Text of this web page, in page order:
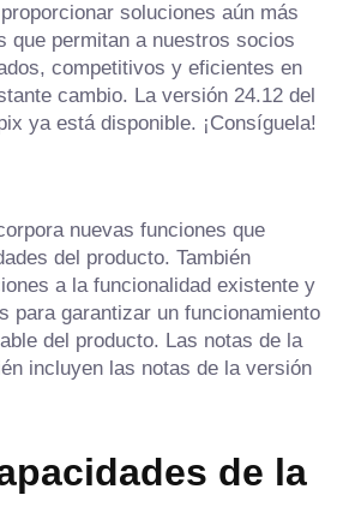
soluciones aún más
que permitan a nuestros socios
competitivos y eficientes en
cambio. La versión 24.12 del
ya está disponible. ¡Consíguela!
nuevas funciones que
del producto. También
a la funcionalidad existente y
para garantizar un funcionamiento
del producto. Las notas de la
incluyen las notas de la versión
de la